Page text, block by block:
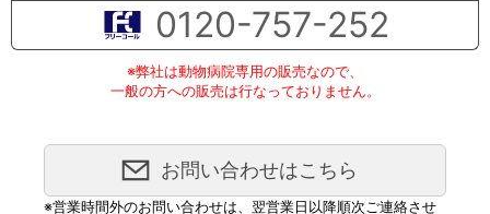
0120-757-252
※弊社は動物病院専用の販売なので、
一般の方への販売は行なっておりません。
お問い合わせはこちら
※営業時間外のお問い合わせは、翌営業日以降順次ご連絡させ